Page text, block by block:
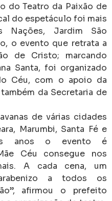
do Teatro da Paixão de
do espetáculo foi mais
Nações, Jardim São
o evento que retrata a
de Cristo; marcando
Santa, foi organizado
Céu, com o apoio da
da Secretaria de
de várias cidades
Marumbi, Santa Fé e
os anos o evento é
Céu consegue nos
A cada cena, um
a todos os
afirmou o prefeito